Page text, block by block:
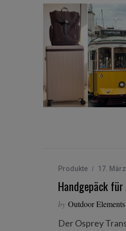
Produkte 17.
Handgepäck für
by Outdoor
Der Osprey